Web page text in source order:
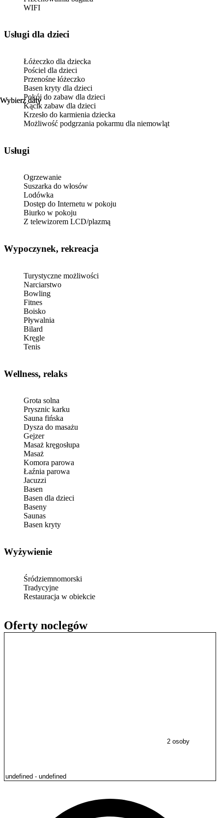
Wybierz daty
Oferty noclegów
Wybierz daty
2 osoby
WIFI
usługi dla dzieci
Łóżeczko dla dziecka
Pościel dla dzieci
Przenośne łóżeczko
Basen kryty dla dzieci
Pokój do zabaw dla dzieci
Kącik zabaw dla dzieci
Krzesło do karmienia dziecka
Możliwość podgrzania pokarmu dla niemowląt
Usługi
Ogrzewanie
Suszarka do włosów
Lodówka
Dostęp do Internetu w pokoju
Biurko w pokoju
Z telewizorem LCD/plazmą
Wypoczynek, rekreacja
Turystyczne możliwości
Narciarstwo
Bowling
Fitnes
Boisko
Pływalnia
Bilard
Kręgle
Tenis
Wellness, relaks
Grota solna
Prysznic karku
Sauna fińska
Dysza do masażu
Gejzer
Masaż kręgosłupa
Masaż
Komora parowa
Łaźnia parowa
Jacuzzi
Basen
Basen dla dzieci
Baseny
Saunas
Basen kryty
Wyżywienie
Śródziemnomorski
Tradycyjne
Restauracja w obiekcie